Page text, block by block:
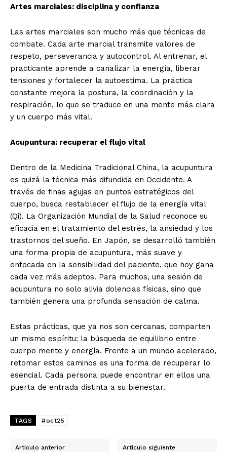
Artes marciales: disciplina y confianza
Las artes marciales son mucho más que técnicas de
combate. Cada arte marcial transmite valores de
respeto, perseverancia y autocontrol. Al entrenar, el
practicante aprende a canalizar la energía, liberar
tensiones y fortalecer la autoestima. La práctica
constante mejora la postura, la coordinación y la
respiración, lo que se traduce en una mente más clara
y un cuerpo más vital.
Acupuntura: recuperar el flujo vital
Dentro de la Medicina Tradicional China, la acupuntura
es quizá la técnica más difundida en Occidente. A
través de finas agujas en puntos estratégicos del
cuerpo, busca restablecer el flujo de la energía vital
(Qi). La Organización Mundial de la Salud reconoce su
eficacia en el tratamiento del estrés, la ansiedad y los
trastornos del sueño. En Japón, se desarrolló también
una forma propia de acupuntura, más suave y
enfocada en la sensibilidad del paciente, que hoy gana
cada vez más adeptos. Para muchos, una sesión de
acupuntura no solo alivia dolencias físicas, sino que
también genera una profunda sensación de calma.
Estas prácticas, que ya nos son cercanas, comparten
un mismo espíritu: la búsqueda de equilibrio entre
cuerpo mente y energía. Frente a un mundo acelerado,
retomar estos caminos es una forma de recuperar lo
esencial. Cada persona puede encontrar en ellos una
puerta de entrada distinta a su bienestar.
TAGS #oct25
Artículo anterior Artículo siguiente